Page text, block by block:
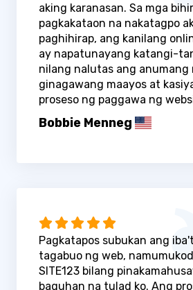
aking karanasan. Sa mga
pagkakataon na nakatagpo
paghihirap, ang kanilang
ay napatunayang katangi-
nilang nalutas ang anumang
ginagawang maayos at
proseso ng paggawa ng
Bobbie Menneg
Pagkatapos subukan ang
tagabuo ng web,
SITE123 bilang
baguhan na tulad ko. Ang